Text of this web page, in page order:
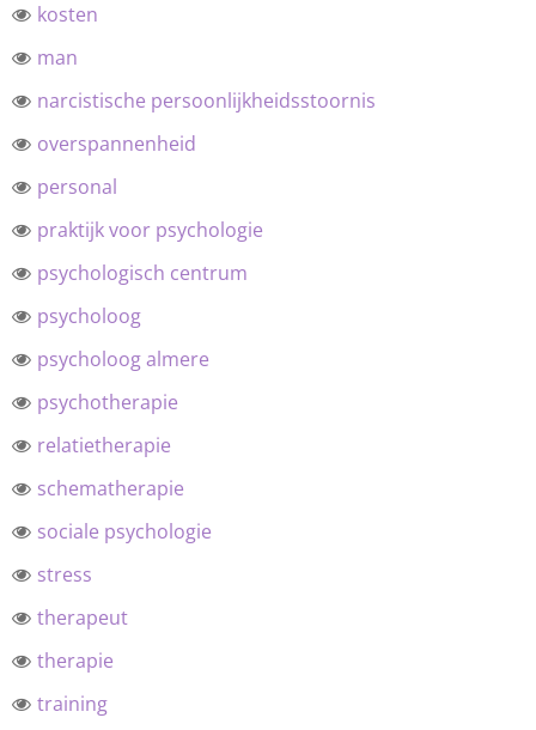
kosten
man
narcistische persoonlijkheidsstoornis
overspannenheid
personal
praktijk voor psychologie
psychologisch centrum
psycholoog
psycholoog almere
psychotherapie
relatietherapie
schematherapie
sociale psychologie
stress
therapeut
therapie
training